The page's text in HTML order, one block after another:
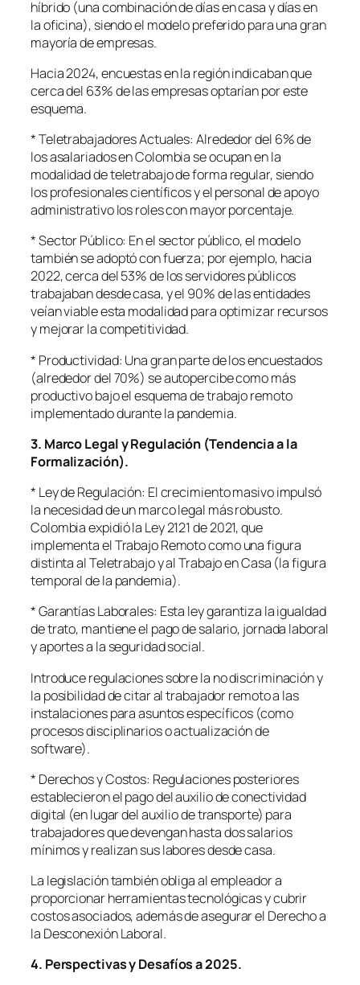
híbrido (una combinación de días en casa y días en
la oficina), siendo el modelo preferido para una gran
mayoría de empresas.
Hacia 2024, encuestas en la región indicaban que
cerca del 63% de las empresas optarían por este
esquema.
* Teletrabajadores Actuales: Alrededor del 6% de
los asalariados en Colombia se ocupan en la
modalidad de teletrabajo de forma regular, siendo
los profesionales científicos y el personal de apoyo
administrativo los roles con mayor porcentaje.
* Sector Público: En el sector público, el modelo
también se adoptó con fuerza; por ejemplo, hacia
2022, cerca del 53% de los servidores públicos
trabajaban desde casa, y el 90% de las entidades
veían viable esta modalidad para optimizar recursos
y mejorar la competitividad.
* Productividad: Una gran parte de los encuestados
(alrededor del 70%) se autopercibe como más
productivo bajo el esquema de trabajo remoto
implementado durante la pandemia.
3. Marco Legal y Regulación (Tendencia a la
Formalización).
* Ley de Regulación: El crecimiento masivo impulsó
la necesidad de un marco legal más robusto.
Colombia expidió la Ley 2121 de 2021, que
implementa el Trabajo Remoto como una figura
distinta al Teletrabajo y al Trabajo en Casa (la figura
temporal de la pandemia).
* Garantías Laborales: Esta ley garantiza la igualdad
de trato, mantiene el pago de salario, jornada laboral
y aportes a la seguridad social.
Introduce regulaciones sobre la no discriminación y
la posibilidad de citar al trabajador remoto a las
instalaciones para asuntos específicos (como
procesos disciplinarios o actualización de
software).
* Derechos y Costos: Regulaciones posteriores
establecieron el pago del auxilio de conectividad
digital (en lugar del auxilio de transporte) para
trabajadores que devengan hasta dos salarios
mínimos y realizan sus labores desde casa.
La legislación también obliga al empleador a
proporcionar herramientas tecnológicas y cubrir
costos asociados, además de asegurar el Derecho a
la Desconexión Laboral.
4. Perspectivas y Desafíos a 2025.